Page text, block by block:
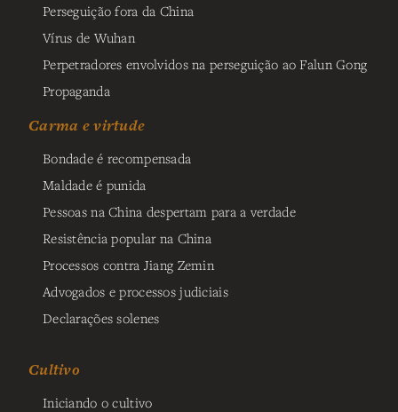
Perseguição fora da China
Vírus de Wuhan
Perpetradores envolvidos na perseguição ao Falun Gong
Propaganda
Carma e virtude
Bondade é recompensada
Maldade é punida
Pessoas na China despertam para a verdade
Resistência popular na China
Processos contra Jiang Zemin
Advogados e processos judiciais
Declarações solenes
Cultivo
Iniciando o cultivo